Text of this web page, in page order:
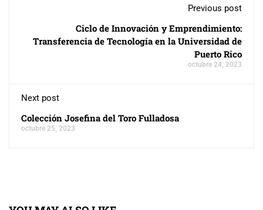
Previous post
Ciclo de Innovación y Emprendimiento:
Transferencia de Tecnología en la Universidad de
Puerto Rico
octubre 24, 2023
Next post
Colección Josefina del Toro Fulladosa
octubre 25, 2023